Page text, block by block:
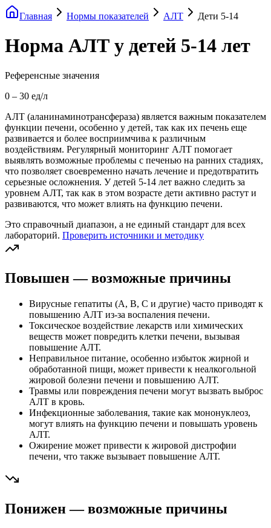
Главная Нормы показателей АЛТ Дети 5-14
Норма АЛТ у детей 5-14 лет
Референсные значения
0 – 30 ед/л
АЛТ (аланинаминотрансфераза) является важным показателем
функции печени, особенно у детей, так как их печень еще
развивается и более восприимчива к различным
воздействиям. Регулярный мониторинг АЛТ помогает
выявлять возможные проблемы с печенью на ранних стадиях,
что позволяет своевременно начать лечение и предотвратить
серьезные осложнения. У детей 5-14 лет важно следить за
уровнем АЛТ, так как в этом возрасте дети активно растут и
развиваются, что может влиять на функцию печени.
Это справочный диапазон, а не единый стандарт для всех
лабораторий. Проверить источники и методику
Повышен — возможные причины
Вирусные гепатиты (A, B, C и другие) часто приводят к
повышению АЛТ из-за воспаления печени.
Токсическое воздействие лекарств или химических
веществ может повредить клетки печени, вызывая
повышение АЛТ.
Неправильное питание, особенно избыток жирной и
обработанной пищи, может привести к неалкогольной
жировой болезни печени и повышению АЛТ.
Травмы или повреждения печени могут вызвать выброс
АЛТ в кровь.
Инфекционные заболевания, такие как мононуклеоз,
могут влиять на функцию печени и повышать уровень
АЛТ.
Ожирение может привести к жировой дистрофии
печени, что также вызывает повышение АЛТ.
Понижен — возможные причины